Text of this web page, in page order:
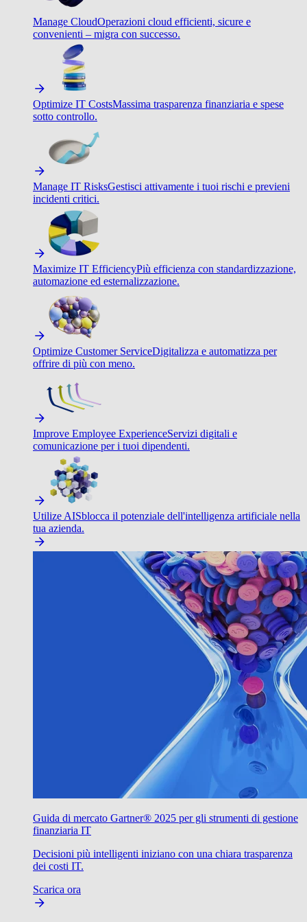
Manage CloudOperazioni cloud efficienti, sicure e
convenienti – migra con successo.
Optimize IT CostsMassima trasparenza finanziaria e spese
sotto controllo.
Manage IT RisksGestisci attivamente i tuoi rischi e previeni
incidenti critici.
Maximize IT EfficiencyPiù efficienza con standardizzazione,
automazione ed esternalizzazione.
Optimize Customer ServiceDigitalizza e automatizza per
offrire di più con meno.
Improve Employee ExperienceServizi digitali e
comunicazione per i tuoi dipendenti.
Utilize AISblocca il potenziale dell'intelligenza artificiale nella
tua azienda.
Guida di mercato Gartner® 2025 per gli strumenti di gestione
finanziaria IT
Decisioni più intelligenti iniziano con una chiara trasparenza
dei costi IT.
Scarica ora